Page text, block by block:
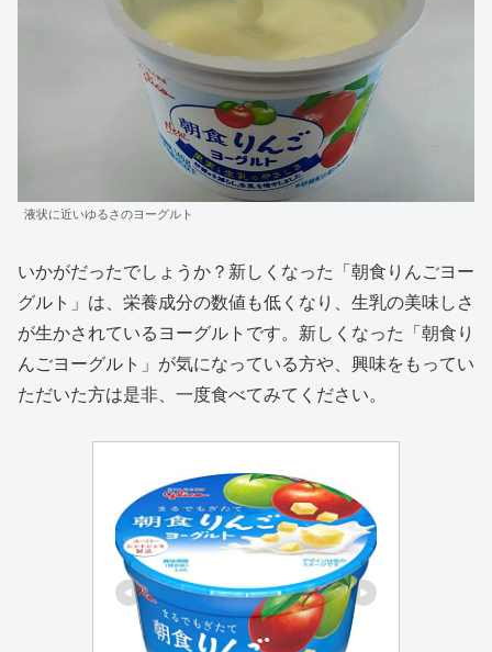
液状に近いゆるさのヨーグルト
いかがだったでしょうか？新しくなった「朝食りんごヨー
グルト」は、栄養成分の数値も低くなり、生乳の美味しさ
が生かされているヨーグルトです。新しくなった「朝食り
んごヨーグルト」が気になっている方や、興味をもってい
ただいた方は是非、一度食べてみてください。